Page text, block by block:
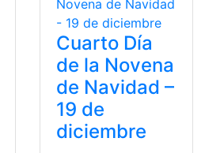
Cuarto Día
de la Novena
de Navidad –
19 de
diciembre